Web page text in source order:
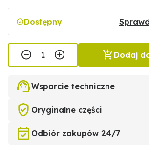
Dostępny
Dodaj
Wsparcie techniczne
Oryginalne części
Odbiór zakupów 24/7